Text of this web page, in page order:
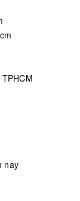
nay